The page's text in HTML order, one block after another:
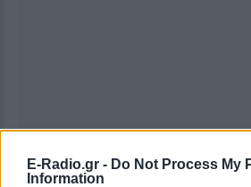
E-Radio.gr - Do Not Process My
Information